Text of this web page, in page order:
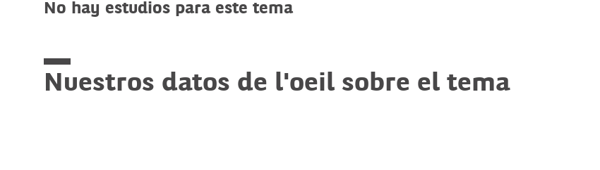
No hay estudios para este tema
Nuestros datos de l'oeil sobre el tema